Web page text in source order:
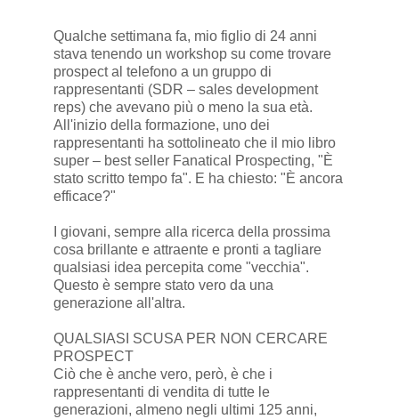
Qualche settimana fa, mio figlio di 24 anni
stava tenendo un workshop su come trovare
prospect al telefono a un gruppo di
rappresentanti (SDR – sales development
reps) che avevano più o meno la sua età.
All'inizio della formazione, uno dei
rappresentanti ha sottolineato che il mio libro
super – best seller Fanatical Prospecting, "È
stato scritto tempo fa". E ha chiesto: "È ancora
efficace?"
I giovani, sempre alla ricerca della prossima
cosa brillante e attraente e pronti a tagliare
qualsiasi idea percepita come "vecchia".
Questo è sempre stato vero da una
generazione all'altra.
QUALSIASI SCUSA PER NON CERCARE
PROSPECT
Ciò che è anche vero, però, è che i
rappresentanti di vendita di tutte le
generazioni, almeno negli ultimi 125 anni,